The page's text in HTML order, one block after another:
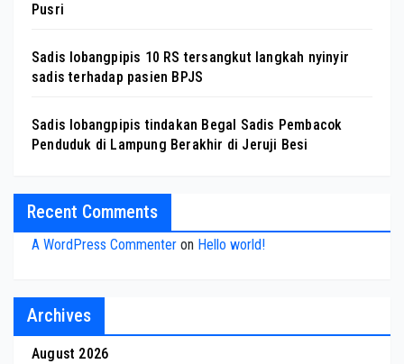
Pusri
Sadis lobangpipis 10 RS tersangkut langkah nyinyir
sadis terhadap pasien BPJS
Sadis lobangpipis tindakan Begal Sadis Pembacok
Penduduk di Lampung Berakhir di Jeruji Besi
Recent Comments
A WordPress Commenter on Hello world!
Archives
August 2026